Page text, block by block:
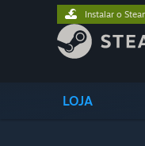
LOJA
Instalar o